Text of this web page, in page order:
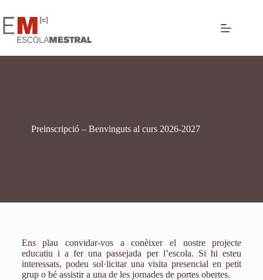
Preinscripció – Benvinguts al curs 2026-2027
Ens plau convidar-vos a conèixer el nostre projecte
educatiu i a fer una passejada per l’escola. Si hi esteu
interessats, podeu sol·licitar una visita presencial en petit
grup o bé assistir a una de les jornades de portes obertes.